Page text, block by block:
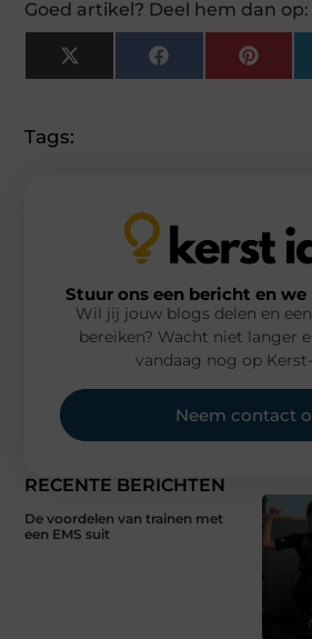
Goed artikel? Deel hem dan op:
X
(Twitter)
Facebook
Tags:
RECENTE BERICHTEN
De voordelen van trainen met
een EMS suit
Stuur ons een bericht en we
Wil jij jouw blogs delen en
bereiken? Wacht niet langer
vandaag nog op Kerst-
Neem contact